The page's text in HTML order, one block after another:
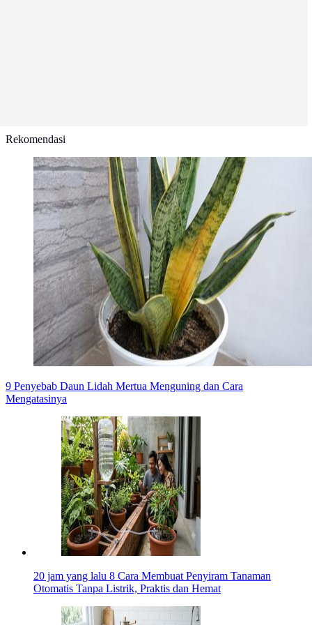
Rekomendasi
9 Penyebab Daun Lidah Mertua Menguning dan Cara
Mengatasinya
20 jam yang lalu 8 Cara Membuat Penyiram Tanaman
Otomatis Tanpa Listrik, Praktis dan Hemat